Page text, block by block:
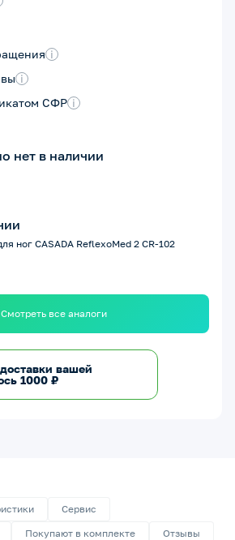
i
i
СФР i
нет в наличии
ног CASADA ReflexoMed 2 CR-102
Смотреть все аналоги
вашей
1000 ₽
Сервис
Покупают в комплекте Отзывы